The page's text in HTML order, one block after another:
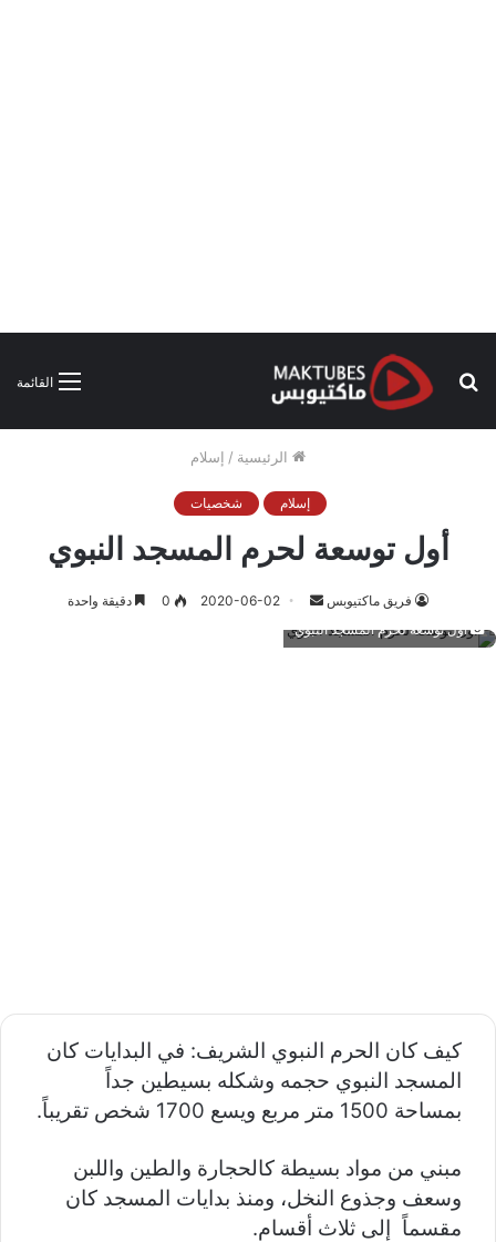
القائمة
بحث
الرئيسية / إسلام
إسلام شخصيات
أول توسعة لحرم المسجد النبوي
فريق ماكتيوبس
أرسل
إلكترونيا
2020-06-02
0 دقيقة واحدة
أول توسعة لحرم المسجد النبوي
كيف كان الحرم النبوي الشريف: في البدايات كان
المسجد النبوي حجمه وشكله بسيطين جداً
بمساحة 1500 متر مربع ويسع 1700 شخص تقريباً.
مبني من مواد بسيطة كالحجارة والطين واللبن
وسعف وجذوع النخل، ومنذ بدايات المسجد كان
مقسماً إلى ثلاث أقسام.